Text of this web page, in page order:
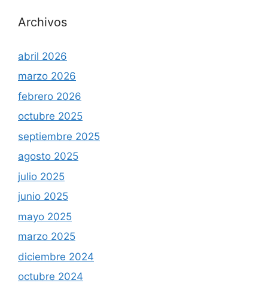
Archivos
abril 2026
marzo 2026
febrero 2026
octubre 2025
septiembre 2025
agosto 2025
julio 2025
junio 2025
mayo 2025
marzo 2025
diciembre 2024
octubre 2024